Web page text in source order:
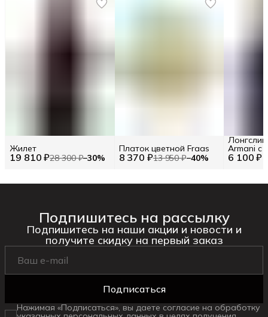
19 810 ₽28 300 ₽−30%
Жилет
8 370 ₽13 950 ₽−40%
Платок цветной Fraas
6 100 ₽
Armani с
Подпишитесь на рассылку
Подпишитесь на наши акции и новости и
получите скидку на первый заказ
Подписаться
Нажимая «Подписаться», вы даете согласие на обработку